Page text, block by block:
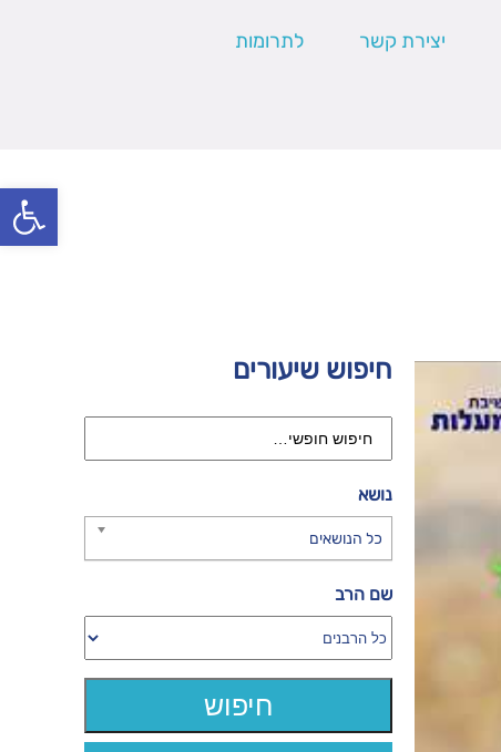
פתח
יצירת קשר לתרומות
חיפוש שיעורים
נושא
כל הנושאים
שם הרב